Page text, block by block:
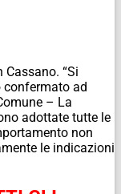
“Si
confermato ad
– La
adottate tutte le
non
le indicazioni